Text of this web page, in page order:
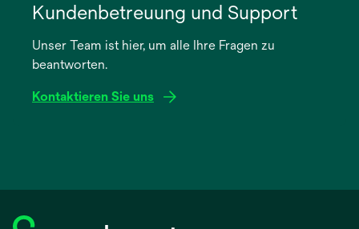
neuen
Registerkarte
Kundenbetreuung und Support
Unser Team ist hier, um alle Ihre Fragen zu
beantworten.
Kontaktieren Sie uns